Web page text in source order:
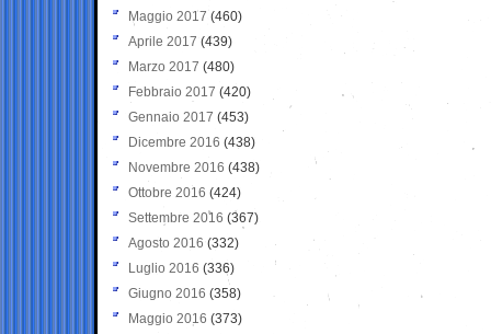
Maggio 2017 (460)
Aprile 2017 (439)
Marzo 2017 (480)
Febbraio 2017 (420)
Gennaio 2017 (453)
Dicembre 2016 (438)
Novembre 2016 (438)
Ottobre 2016 (424)
Settembre 2016 (367)
Agosto 2016 (332)
Luglio 2016 (336)
Giugno 2016 (358)
Maggio 2016 (373)